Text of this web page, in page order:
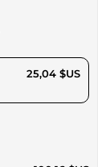
25,04 $US